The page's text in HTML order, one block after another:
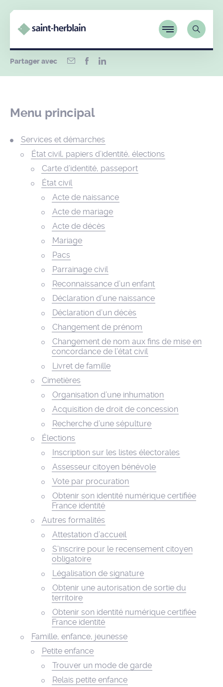
Partager avec
Menu principal
Services et démarches
État civil, papiers d’identité, élections
Carte d’identité, passeport
État civil
Acte de naissance
Acte de mariage
Acte de décès
Mariage
Pacs
Parrainage civil
Reconnaissance d’un enfant
Déclaration d’une naissance
Déclaration d’un décès
Changement de prénom
Changement de nom aux fins de mise en
concordance de l’état civil
Livret de famille
Cimetières
Organisation d’une inhumation
Acquisition de droit de concession
Recherche d’une sépulture
Élections
Inscription sur les listes électorales
Assesseur citoyen bénévole
Vote par procuration
Obtenir son identité numérique certifiée
France identité
Autres formalités
Attestation d’accueil
S’inscrire pour le recensement citoyen
obligatoire
Légalisation de signature
Obtenir une autorisation de sortie du
territoire
Obtenir son identité numérique certifiée
France identité
Famille, enfance, jeunesse
Petite enfance
Trouver un mode de garde
Relais petite enfance